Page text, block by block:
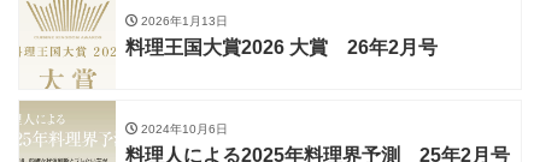
2026年1月13日
料理王国大賞2026 大賞 26年2月号
2024年10月6日
料理人による2025年料理界予測 25年2月号